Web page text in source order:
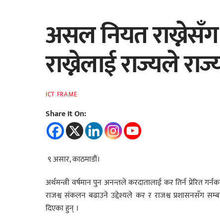
असल नियत
राख्नेलाई राज्यले
ICT FRAME
Share It On:
९ असार, काठमाडौं।
अर्थमन्त्री वर्षमान पुन अनन्तले करदातालाई कर तिर्न प्रेरित
राजश्व संकलन बढाउने उद्देश्यले कर र राजश्व प्रशासनसँग
दिएका हुन् ।